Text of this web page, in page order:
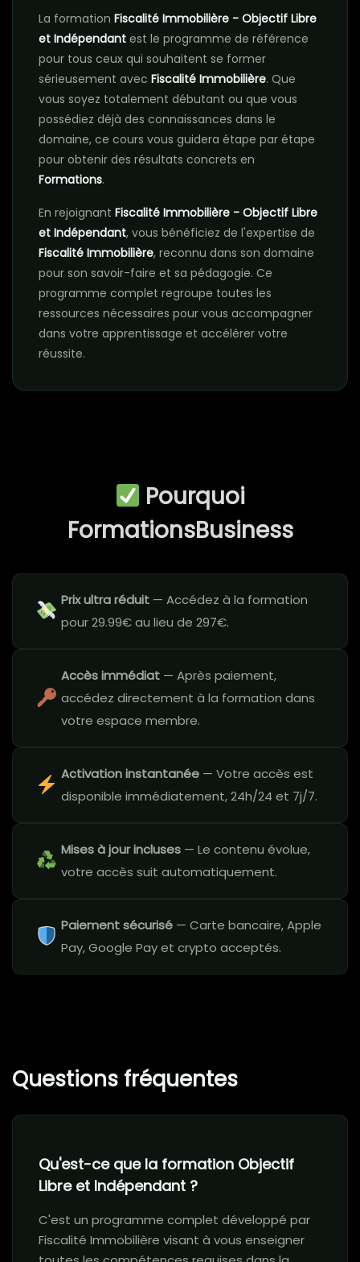
La formation Fiscalité Immobilière - Objectif Libre
et Indépendant est le programme de référence
pour tous ceux qui souhaitent se former
sérieusement avec Fiscalité Immobilière. Que
vous soyez totalement débutant ou que vous
possédiez déjà des connaissances dans le
domaine, ce cours vous guidera étape par étape
pour obtenir des résultats concrets en
Formations.
En rejoignant Fiscalité Immobilière - Objectif Libre
et Indépendant, vous bénéficiez de l'expertise de
Fiscalité Immobilière, reconnu dans son domaine
pour son savoir-faire et sa pédagogie. Ce
programme complet regroupe toutes les
ressources nécessaires pour vous accompagner
dans votre apprentissage et accélérer votre
réussite.
Pourquoi
FormationsBusiness
Prix ultra réduit — Accédez à la formation
pour 29.99€ au lieu de 297€.
Accès immédiat — Après paiement,
accédez directement à la formation dans
votre espace membre.
Activation instantanée — Votre accès est
disponible immédiatement, 24h/24 et 7j/7.
Mises à jour incluses — Le contenu évolue,
votre accès suit automatiquement.
Paiement sécurisé — Carte bancaire, Apple
Pay, Google Pay et crypto acceptés.
Questions fréquentes
Qu'est-ce que la formation Objectif
Libre et Indépendant ?
C'est un programme complet développé par
Fiscalité Immobilière visant à vous enseigner